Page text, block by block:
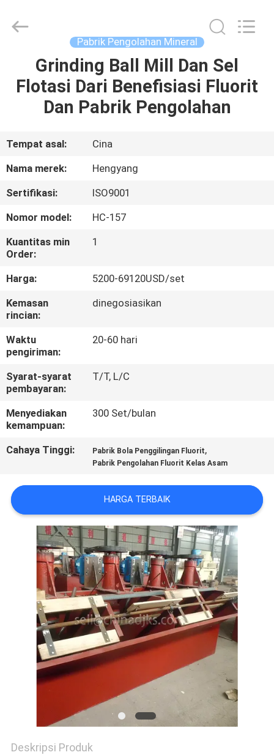
RUMAH
PRODUK
TENTANG
KAMI
TUR
PABRIK
KONTROL
KUALITAS
HUBUNGI
KAMI
BERITA
KASUS
SITEMAP
KEBIJAKAN
PRIVASI
Industrial
Pabrik Pengolahan Mineral
Grinding Ball Mill Dan Sel
Flotasi Dari Benefisiasi Fluorit
Dan Pabrik Pengolahan
Tempat asal:
Cina
Nama merek:
Hengyang
Sertifikasi:
ISO9001
Nomor model:
HC-157
Kuantitas min
Order:
1
Harga:
5200-69120USD/set
Kemasan
rincian:
dinegosiasikan
Waktu
pengiriman:
20-60 hari
Syarat-syarat
pembayaran:
T/T, L/C
Menyediakan
kemampuan:
300 Set/bulan
Cahaya Tinggi: Pabrik Bola Penggilingan Fluorit,
Pabrik Pengolahan Fluorit Kelas Asam
HARGA TERBAIK
Deskripsi Produk